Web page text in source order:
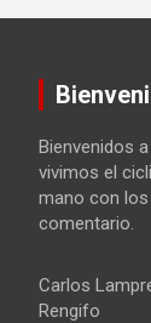
Bienvenidos
vivimos el
mano con
comentario.
Carlos
Rengifo